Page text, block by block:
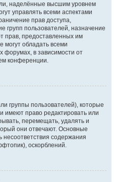
наделённые высшим уровнем
управлять всеми аспектами
прав доступа,
групп пользователей, назначение
прав, предоставленных им
могут обладать всеми
форумах, в зависимости от
конференции.
группы пользователей), которые
право редактировать или
перемещать, удалять и
они отвечают. Основные
содержания
оскорблений.